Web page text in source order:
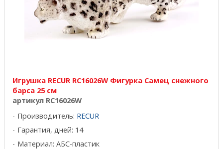
Игрушка RECUR RC16026W Фигурка Самец снежного
барса 25 см
артикул RC16026W
Производитель: RECUR
Гарантия, дней: 14
Материал: АБС-пластик